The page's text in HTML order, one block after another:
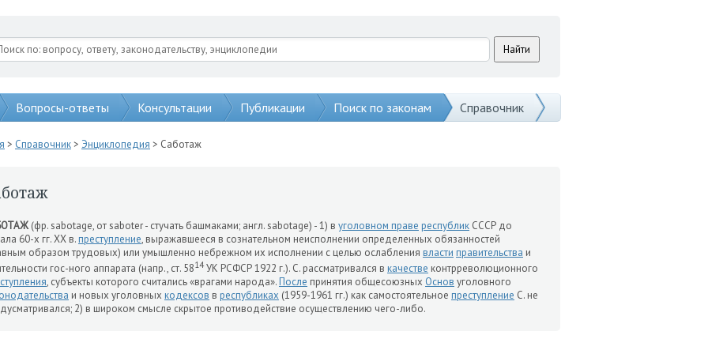
Вопросы-ответы Консультации Публикации Поиск по законам Справочник
> Справочник> Энциклопедия > Саботаж
(фр. sabotage, от saboter - стучать башмаками; англ. sabotage) - 1) в уголовном праве республик СССР до
60-х гг. XX в.преступление, выражавшееся в сознательном неисполнении определенных обязанностей
образом трудовых) или умышленно небрежном их исполнении с целью ослабления власти правительства и
гос-ного аппарата (напр., ст. 5814УК РСФСР 1922 г.). С. рассматривался в качестве контрреволюционного
, субъекты которого считались «врагами народа».После принятия общесоюзных Основ уголовного
и новых уголовных кодексов в республиках (1959-1961 гг.) как самостоятельное преступление С. не
2) в широком смысле скрытое противодействие осуществлению чего-либо.